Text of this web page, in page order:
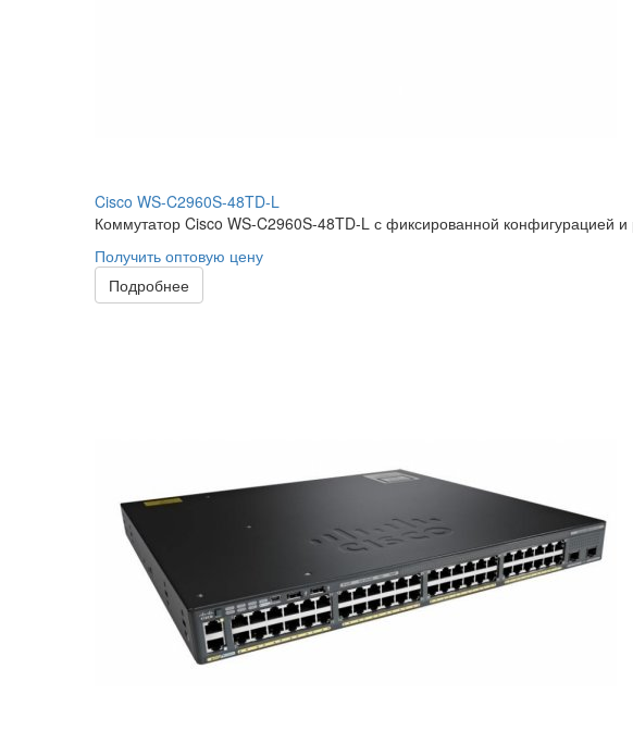
Cisco WS-C2960S-48TD-L
Коммутатор Cisco WS-C2960S-48TD-L с фиксированной конфигурацией
Получить оптовую цену
Подробнее